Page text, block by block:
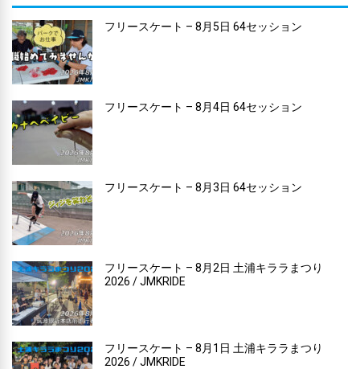
フリースケート – 8月5日 64セッション
フリースケート – 8月4日 64セッション
フリースケート – 8月3日 64セッション
フリースケート – 8月2日 土浦キララまつり
2026 / JMKRIDE
フリースケート – 8月1日 土浦キララまつり
2026 / JMKRIDE